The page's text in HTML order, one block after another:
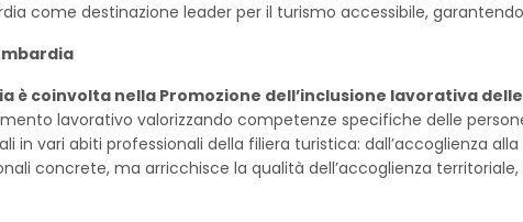
come destinazione leader per il turismo accessibile,
è coinvolta nella Promozione dell’inclusione lavorativa
lavorativo valorizzando competenze specifiche delle
in vari abiti professionali della filiera turistica: dall’accoglienza
concrete, ma arricchisce la qualità dell’accoglienza